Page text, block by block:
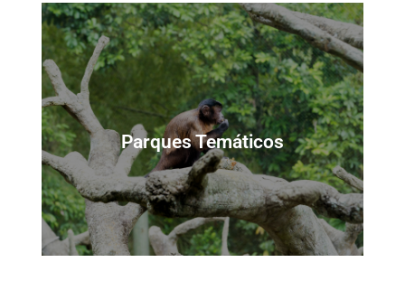
Parques Temáticos
Bioparque
Ukumarí